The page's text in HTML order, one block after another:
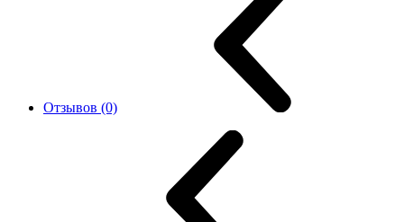
Отзывов (0)